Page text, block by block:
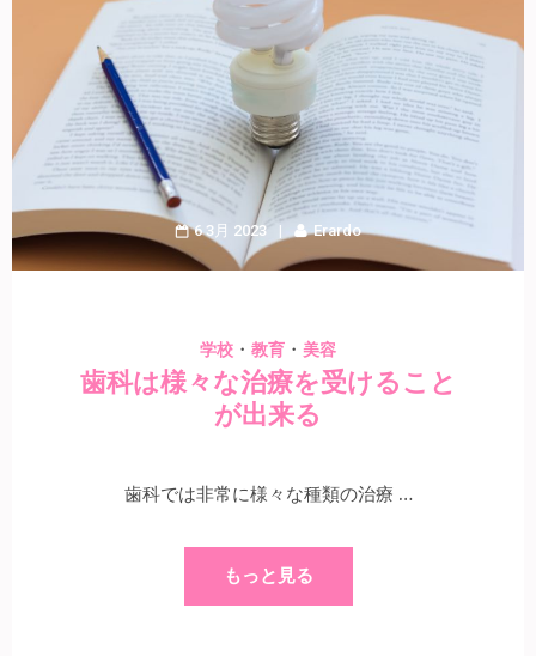
6 3月 2023 Erardo
学校 ・ 教育 ・ 美容
歯科は様々な治療を受けること
が出来る
歯科では非常に様々な種類の治療 …
もっと見る